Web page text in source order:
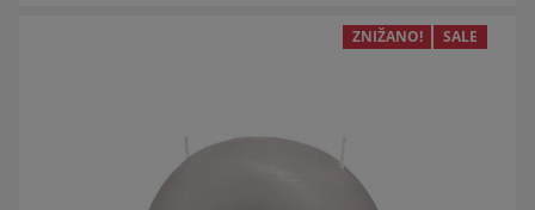
ZNIŽANO! SALE